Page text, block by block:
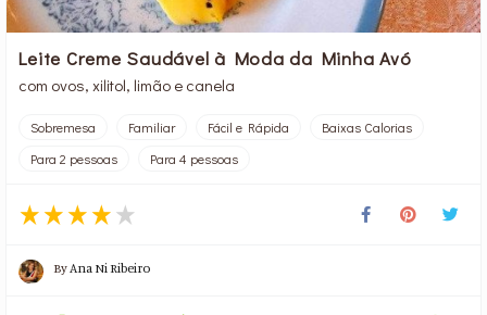
Leite Creme Saudável à Moda da Minha Avó
com ovos, xilitol, limão e canela
Sobremesa Familiar Fácil e Rápida
Baixas Calorias
Para 2 pessoas
Para 4 pessoas
ByAna Ni Ribeiro